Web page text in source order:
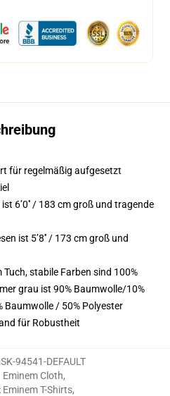
für regelmäßig aufgesetzt
6’0′′ / 183 cm groß und tragende
ist 5’8′′ / 173 cm groß und
stabile Farben sind 100%
grau ist 90% Baumwolle/10%
Baumwolle / 50% Polyester
für Robustheit
94541-DEFAULT
:
Eminem Cloth,
Eminem T-Shirts,